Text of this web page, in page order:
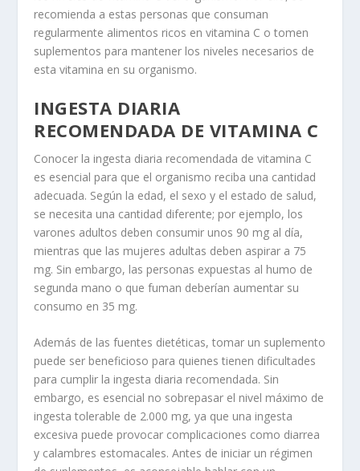
recomienda a estas personas que consuman
regularmente alimentos ricos en vitamina C o tomen
suplementos para mantener los niveles necesarios de
esta vitamina en su organismo.
INGESTA DIARIA
RECOMENDADA DE VITAMINA C
Conocer la ingesta diaria recomendada de vitamina C
es esencial para que el organismo reciba una cantidad
adecuada. Según la edad, el sexo y el estado de salud,
se necesita una cantidad diferente; por ejemplo, los
varones adultos deben consumir unos 90 mg al día,
mientras que las mujeres adultas deben aspirar a 75
mg. Sin embargo, las personas expuestas al humo de
segunda mano o que fuman deberían aumentar su
consumo en 35 mg.
Además de las fuentes dietéticas, tomar un suplemento
puede ser beneficioso para quienes tienen dificultades
para cumplir la ingesta diaria recomendada. Sin
embargo, es esencial no sobrepasar el nivel máximo de
ingesta tolerable de 2.000 mg, ya que una ingesta
excesiva puede provocar complicaciones como diarrea
y calambres estomacales. Antes de iniciar un régimen